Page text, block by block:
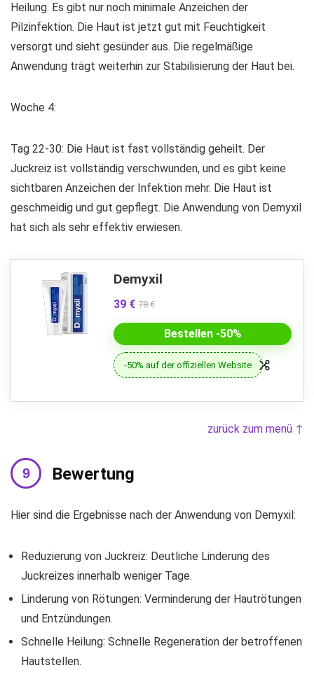
Heilung. Es gibt nur noch minimale Anzeichen der
Pilzinfektion. Die Haut ist jetzt gut mit Feuchtigkeit
versorgt und sieht gesünder aus. Die regelmäßige
Anwendung trägt weiterhin zur Stabilisierung der Haut bei.
Woche 4:
Tag 22-30: Die Haut ist fast vollständig geheilt. Der
Juckreiz ist vollständig verschwunden, und es gibt keine
sichtbaren Anzeichen der Infektion mehr. Die Haut ist
geschmeidig und gut gepflegt. Die Anwendung von Demyxil
hat sich als sehr effektiv erwiesen.
Demyxil
39 € 78 €
Bestellen -50%
-50% auf der offiziellen Website
zurück zum menü ↑
Bewertung
Hier sind die Ergebnisse nach der Anwendung von Demyxil:
Reduzierung von Juckreiz: Deutliche Linderung des
Juckreizes innerhalb weniger Tage.
Linderung von Rötungen: Verminderung der Hautrötungen
und Entzündungen.
Schnelle Heilung: Schnelle Regeneration der betroffenen
Hautstellen.